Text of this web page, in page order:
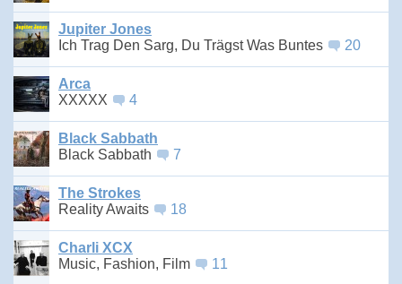
Jupiter Jones
Ich Trag Den Sarg, Du Trägst Was Buntes
20
Arca
XXXXX
4
Black Sabbath
Black Sabbath
7
The Strokes
Reality Awaits
18
Charli XCX
Music, Fashion, Film
11